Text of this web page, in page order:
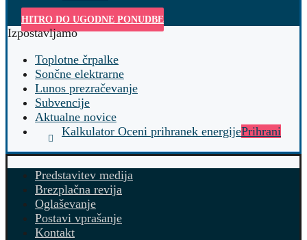
HITRO DO UGODNE PONUDBE
Izpostavljamo
Toplotne črpalke
Sončne elektrarne
Lunos prezračevanje
Subvencije
Aktualne novice
Kalkulator Oceni prihranek energijePrihrani
Predstavitev medija
Brezplačna revija
Oglaševanje
Postavi vprašanje
Kontakt